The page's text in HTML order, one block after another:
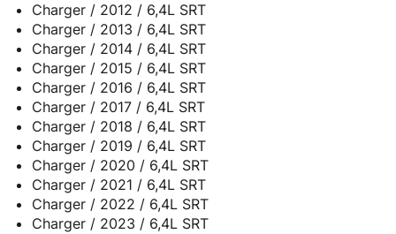
Charger / 2012 / 6,4L SRT
Charger / 2013 / 6,4L SRT
Charger / 2014 / 6,4L SRT
Charger / 2015 / 6,4L SRT
Charger / 2016 / 6,4L SRT
Charger / 2017 / 6,4L SRT
Charger / 2018 / 6,4L SRT
Charger / 2019 / 6,4L SRT
Charger / 2020 / 6,4L SRT
Charger / 2021 / 6,4L SRT
Charger / 2022 / 6,4L SRT
Charger / 2023 / 6,4L SRT